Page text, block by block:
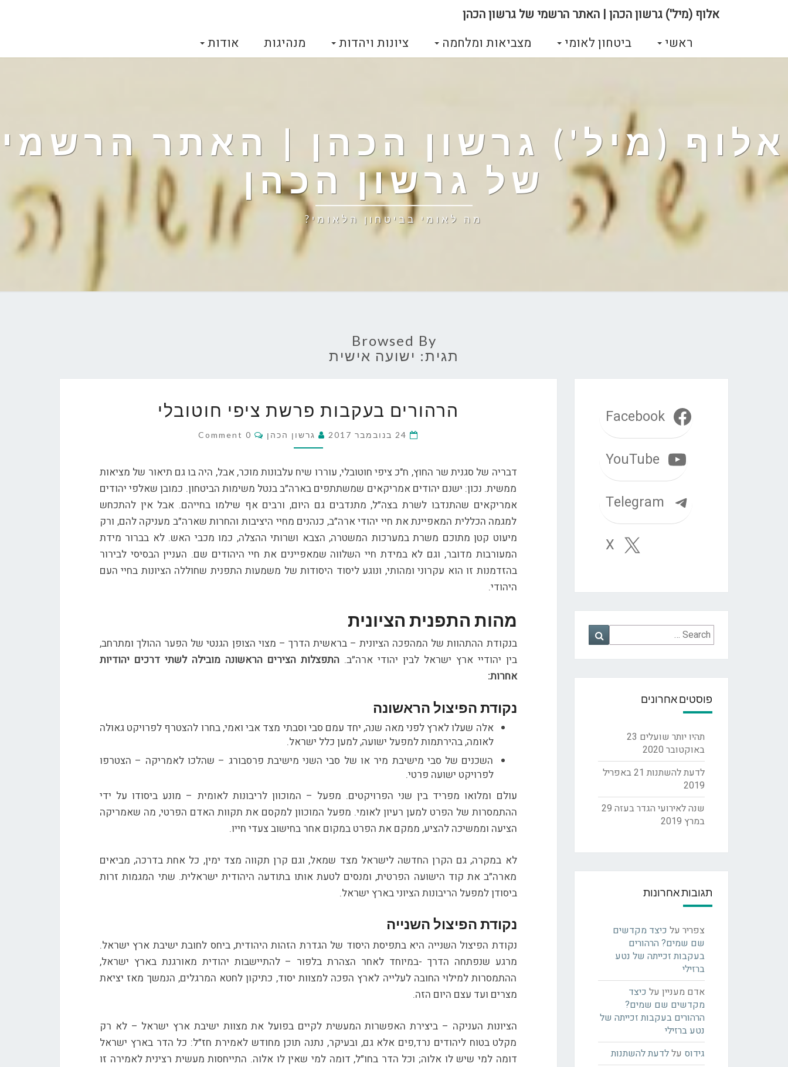
אלוף (מיל') גרשון הכהן | האתר הרשמי של גרשון הכהן
ראשי ביטחון לאומי מצביאות ומלחמה ציונות ויהדות מנהיגות אודות
אלוף (מיל') גרשון הכהן | האתר הרשמי
של גרשון הכהן
מה לאומי בביטחון הלאומי?
Browsed By
תגית: ישועה אישית
בעקבות
ציפי
חוטובלי
הרהורים בעקבות פרשת ציפי חוטובלי
24 בנובמבר 2017 גרשון הכהן Comments
0 Comment
דבריה של סגנית שר החוץ, ח"כ ציפי חוטובלי, עוררו שיח עלבונות מוכר, אבל, היה בו גם תיאור של מציאות
ממשית. נכון: ישנם יהודים אמריקאים שמשתתפים בארה״ב בנטל משימות הביטחון. כמובן שאלפי יהודים
אמריקאים שהתנדבו לשרת בצה״ל, מתנדבים גם היום, ורבים אף שילמו בחייהם. אבל אין להתכחש
למגמה הכללית המאפיינת את חיי יהודי ארה״ב, כנהנים מחיי היציבות והחרות שארה״ב מעניקה להם, ורק
מיעוט קטן מתוכם משרת במערכות המשטרה, הצבא ושרותי ההצלה, כמו מכבי האש. לא בברור מידת
המעורבות מדובר, וגם לא במידת חיי השלווה שמאפיינים את חיי היהודים שם. העניין הבסיסי לבירור
בהזדמנות זו הוא עקרוני ומהותי, ונוגע ליסוד היסודות של משמעות התפנית שחוללה הציונות בחיי העם
היהודי.
מהות התפנית הציונית
בנקודת ההתהוות של המהפכה הציונית – בראשית הדרך – מצוי הצופן הגנטי של הפער ההולך ומתרחב,
בין יהודיי ארץ ישראל לבין יהודי ארה״ב.התפצלות הצירים הראשונה מובילה לשתי דרכים יהודיות
אחרות:
נקודת הפיצול הראשונה
אלה שעלו לארץ לפני מאה שנה, יחד עמם סבי וסבתי מצד אבי ואמי, בחרו להצטרף לפרויקט גאולה
לאומה, בהירתמות למפעל ישועה, למען כלל ישראל.
השכנים של סבי מישיבת מיר או של סבי השני מישיבת פרסבורג – שהלכו לאמריקה – הצטרפו
לפרויקט ישועה פרטי.
עולם ומלואו מפריד בין שני הפרויקטים. מפעל – המוכוון לריבונות לאומית – מונע ביסודו על ידי
ההתמסרות של הפרט למען רעיון לאומי. מפעל המוכוון למקסם את תקוות האדם הפרטי, מה שאמריקה
הציעה וממשיכה להציע, ממקם את הפרט במקום אחר בחישוב צעדי חייו.
לא במקרה, גם הקרן החדשה לישראל מצד שמאל, וגם קרן תקווה מצד ימין, כל אחת בדרכה, מביאים
מארה״ב את קוד הישועה הפרטית, ומנסים לטעת אותו בתודעה היהודית ישראלית. שתי המגמות זרות
ביסודן למפעל הריבונות הציוני בארץ ישראל.
נקודת הפיצול השנייה
נקודת הפיצול השנייה היא בתפיסת היסוד של הגדרת הזהות היהודית, ביחס לחובת ישיבת ארץ ישראל.
מרגע שנפתחה הדרך -במיוחד לאחר הצהרת בלפור – להתיישבות יהודית מאורגנת בארץ ישראל,
ההתמסרות למילוי החובה לעלייה לארץ הפכה למצוות יסוד, כתיקון לחטא המרגלים, הנמשך מאז יציאת
מצרים ועד עצם היום הזה.
הציונות העניקה – ביצירת האפשרות המעשית לקיים בפועל את מצוות ישיבת ארץ ישראל – לא רק
מקלט בטוח ליהודים נרד,פים אלא גם, ובעיקר, נתנה תוכן מחודש לאמירת חז״ל: כל הדר בארץ ישראל
דומה למי שיש לו אלוה; וכל הדר בחו״ל, דומה למי שאין לו אלוה. התייחסות מעשית רצינית לאמירה זו
Facebook
YouTube
Telegram
X
Search
for:
פוסטים אחרונים
תהיו יותר שועלים 23
באוקטובר 2020
לדעת להשתנות
21 באפריל
2019
שנה לאירועי הגדר בעזה 29
במרץ 2019
תגובות אחרונות
צפריר על כיצד מקדשים
שם שמים? הרהורים
בעקבות זכייתה של נטע
ברזילי
אדם מעניין על כיצד
מקדשים שם שמים?
הרהורים בעקבות זכייתה של
נטע ברזילי
גידוס עללדעת להשתנות